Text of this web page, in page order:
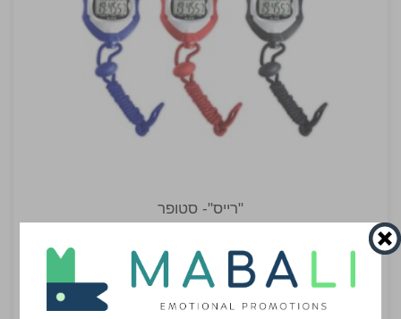
"רייס"- סטופר
סטופר, שעון ותאריכון
₪16.90